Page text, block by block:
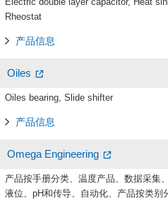
Rheostat
产品信息
Oiles
Oiles bearing, Slide shifter
产品信息
Omega Engineering
产品按手册分类、温度产品、数据采集
液位、pH和传导、自动化、产品按类